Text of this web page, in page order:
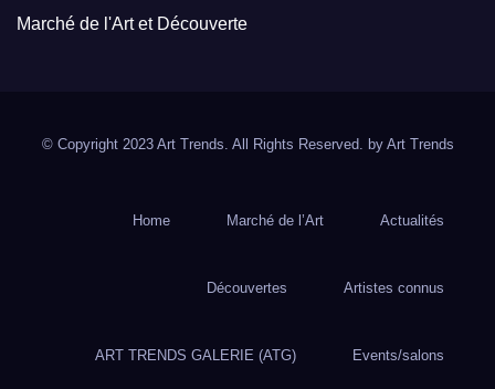
Marché de l'Art et Découverte
© Copyright 2023 Art Trends. All Rights Reserved. by Art Trends
Home Marché de l’Art Actualités
Découvertes Artistes connus
ART TRENDS GALERIE (ATG) Events/salons